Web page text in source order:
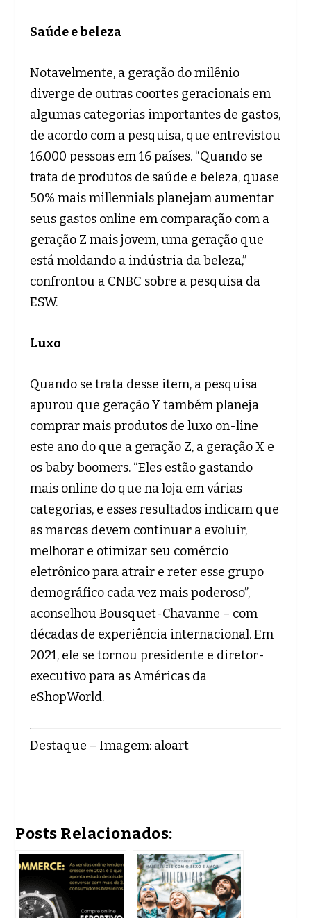
Saúde e beleza
Notavelmente, a geração do milênio
diverge de outras coortes geracionais em
algumas categorias importantes de gastos,
de acordo com a pesquisa, que entrevistou
16.000 pessoas em 16 países. “Quando se
trata de produtos de saúde e beleza, quase
50% mais millennials planejam aumentar
seus gastos online em comparação com a
geração Z mais jovem, uma geração que
está moldando a indústria da beleza,”
confrontou a CNBC sobre a pesquisa da
ESW.
Luxo
Quando se trata desse item, a pesquisa
apurou que geração Y também planeja
comprar mais produtos de luxo on-line
este ano do que a geração Z, a geração X e
os baby boomers. “Eles estão gastando
mais online do que na loja em várias
categorias, e esses resultados indicam que
as marcas devem continuar a evoluir,
melhorar e otimizar seu comércio
eletrônico para atrair e reter esse grupo
demográfico cada vez mais poderoso”,
aconselhou Bousquet-Chavanne – com
décadas de experiência internacional. Em
2021, ele se tornou presidente e diretor-
executivo para as Américas da
eShopWorld.
Destaque – Imagem: aloart
Posts Relacionados: